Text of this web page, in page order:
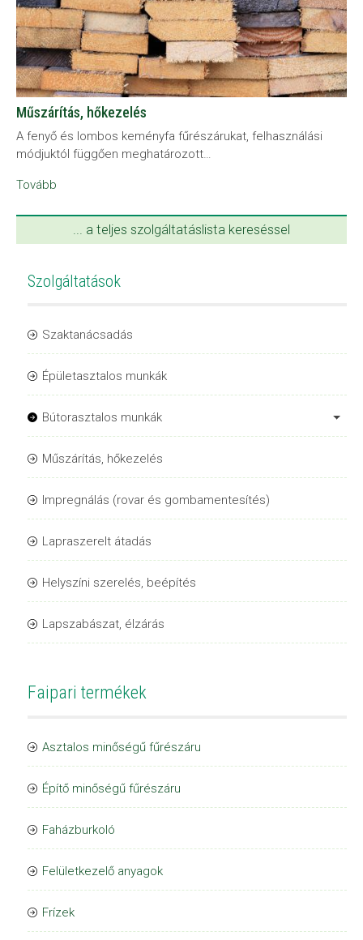
Műszárítás, hőkezelés
A fenyő és lombos keményfa fűrészárukat, felhasználási
módjuktól függően meghatározott…
Tovább
... a teljes szolgáltatáslista kereséssel
Szolgáltatások
Szaktanácsadás
Épületasztalos munkák
Bútorasztalos munkák
Műszárítás, hőkezelés
Impregnálás (rovar és gombamentesítés)
Lapraszerelt átadás
Helyszíni szerelés, beépítés
Lapszabászat, élzárás
Faipari termékek
Asztalos minőségű fűrészáru
Építő minőségű fűrészáru
Faházburkoló
Felületkezelő anyagok
Frízek